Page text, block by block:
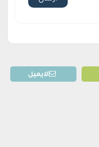
الايميل